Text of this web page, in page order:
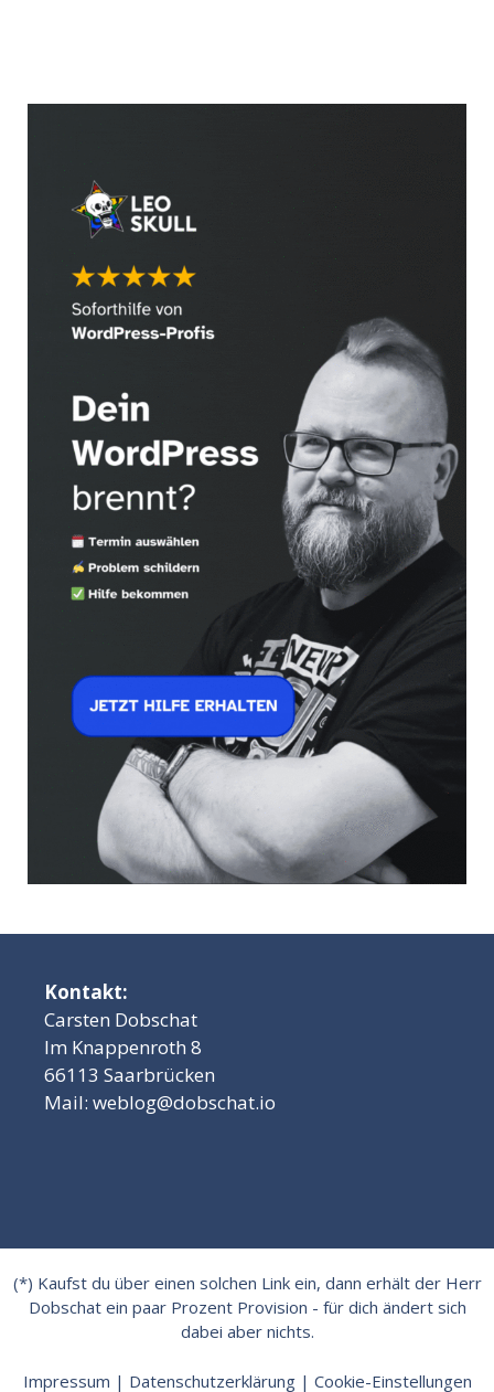
Kontakt:
Carsten Dobschat
Im Knappenroth 8
66113 Saarbrücken
Mail: weblog@dobschat.io
(*) Kaufst du über einen solchen Link ein, dann erhält der Herr
Dobschat ein paar Prozent Provision - für dich ändert sich
dabei aber nichts.
Impressum | Datenschutzerklärung| Cookie-Einstellungen